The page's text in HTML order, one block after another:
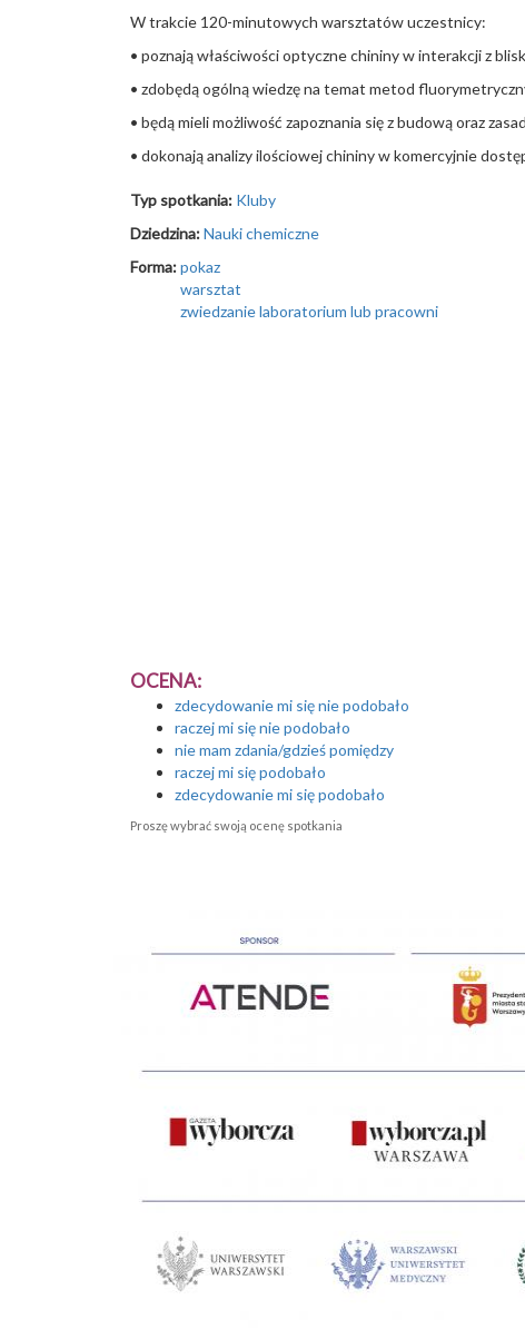
W trakcie 120-minutowych warsztatów uczestnicy:
• poznają właściwości optyczne chininy w interakcji z
• zdobędą ogólną wiedzę na temat metod
• będą mieli możliwość zapoznania się z budową oraz
• dokonają analizy ilościowej chininy w komercyjnie
Typ spotkania: Kluby
Dziedzina:Nauki chemiczne
Forma:pokaz
warsztat
zwiedzanie laboratorium lub pracowni
OCENA:
zdecydowanie mi się nie podobało
raczej mi się nie podobało
nie mam zdania/gdzieś pomiędzy
raczej mi się podobało
zdecydowanie mi się podobało
Proszę wybrać swoją ocenę spotkania